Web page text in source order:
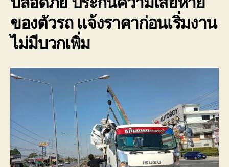
ของตัวรถ แจ้งราคาก่อนเริ่มงาน
ไม่มีบวกเพิ่ม